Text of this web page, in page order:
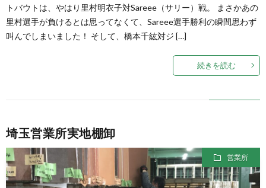
トバウトは、やはり里村明衣子対Sareee（サリー）戦。 まさかあの
里村選手が負けるとは思ってなくて、Sareee選手勝利の瞬間思わず
叫んでしまいました！ そして、橋本千紘対ジ […]
続きを読む
埼玉営業所実地棚卸
営業所